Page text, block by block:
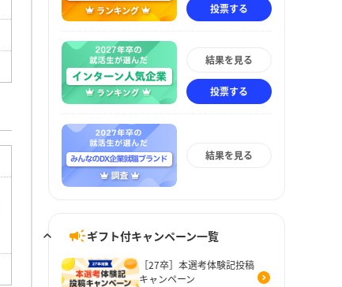
投票する
結果を見る
投票する
結果を見る
ギフト付キャンペーン一覧
［27卒］本選考体験記投稿
キャンペーン